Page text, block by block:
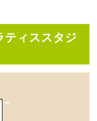
ティススタジ